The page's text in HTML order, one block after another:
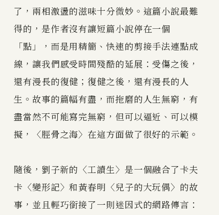
了，兩相激盪的滋味十分微妙。這篇小說最難
得的，是作者沒有讓短篇小說停在一個
「點」，而是用精簡、快速的剪接手法連點成
線，讓我們感受時間殘酷的延展：受傷之後，
還有漫長的復健；復健之後，還有漫長的人
生。故事的篇幅有盡，而拖磨的人生無窮，有
盡當然不可能寫完無窮，但可以逼近、可以模
擬，〈脛骨之海〉在這方面做了很好的示範。
隨後，劉子新的〈工讀生〉是一個融合了卡夫
卡〈變形記〉和黃春明〈兒子的大玩偶〉的故
事，並且輕巧銜接了一則迷因式的網路傳言：